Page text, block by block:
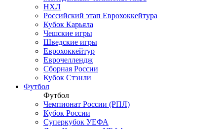
НХЛ
Российский этап Еврохоккейтура
Кубок Карьяла
Чешские игры
Шведские игры
Еврохоккейтур
Еврочеллендж
Сборная России
Кубок Стэнли
Футбол
Футбол
Чемпионат России (РПЛ)
Кубок России
Суперкубок УЕФА